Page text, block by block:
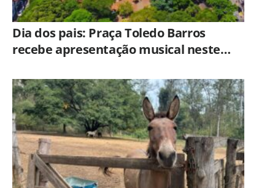
Dia dos pais: Praça Toledo Barros
recebe apresentação musical neste